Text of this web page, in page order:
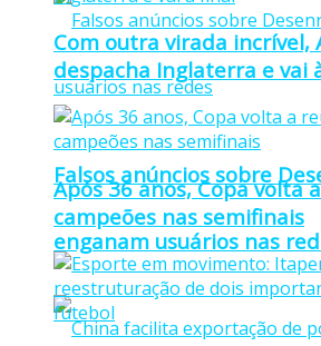
Falsos anúncios sobre
enganam usuários nas
Com outra virada incrível,
despacha Inglaterra e vai
Após 36 anos, Copa volta
campeões nas semifinais